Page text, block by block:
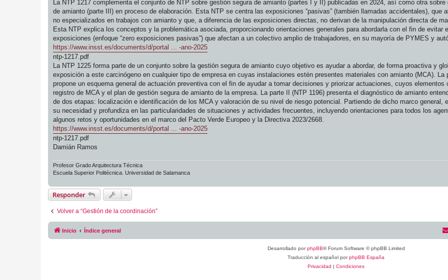
a
j
La NTP 1217 complementa el conjunto de NTP sobre gestión segura de amianto (partes I y II) publicadas en 2024, así como otra
de amianto (parte III) en proceso de elaboración. Esta NTP se centra las exposiciones “pasivas” (también llamadas accidentales), que
no especializados en trabajos con amianto y que, a diferencia de las exposiciones directas, no derivan de la manipulación directa de
Esta NTP explica los conceptos y la problemática asociada, proporcionando orientaciones generales para abordarla con el fin de evitar
exposiciones (enfoque “zero exposiciones pasivas”) que afectan a un colectivo amplio de trabajadores, en su mayoría de PYMES y
https://www.insst.es/documents/d/portal ... -ano-2025
ntp-1217.pdf
La NTP 1225 forma parte de un conjunto sobre la gestión segura de amianto cuyo objetivo es ayudar a abordar, de forma proactiva y
exposición a este carcinógeno en cualquier tipo de empresa en cuyas instalaciones estén presentes materiales con amianto (MCA). La
propone un esquema general de actuación preventiva con el fin de ayudar a tomar decisiones y priorizar actuaciones, cuyos elementos
registro de MCA y el plan de gestión segura de amianto de la empresa. La parte II (NTP 1196) presenta el diagnóstico de amianto
de dos etapas: localización e identificación de los MCA y valoración de su nivel de riesgo potencial. Partiendo de dicho marco general,
su necesidad y profundiza en las particularidades de situaciones y actividades frecuentes, incluyendo orientaciones para todos los
algunos retos y oportunidades en el marco del Pacto Verde Europeo y la Directiva 2023/2668.
https://www.insst.es/documents/d/portal ... -ano-2025
ntp-1217.pdf
Damián Ramos
Profesor Grado Arquitectura Técnica
Escuela Superior Politécnica. Universidad de Salamanca
Responder
Volver a “Gestión de la coordinación”
Inicio Índice general
Desarrollado porphpBB® Forum Software © phpBB Limited
Traducción al español porphpBB España
Privacidad | Condiciones